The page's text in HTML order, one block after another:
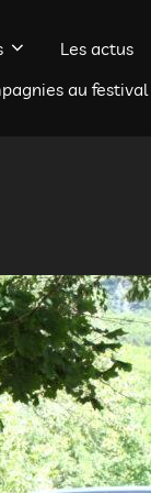
Les actus
au festival